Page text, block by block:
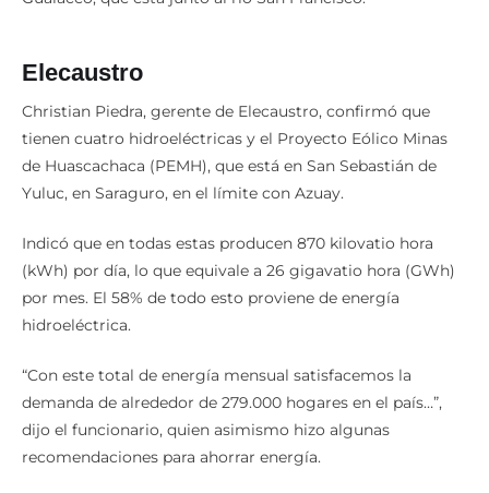
Elecaustro
Christian Piedra, gerente de Elecaustro, confirmó que
tienen cuatro hidroeléctricas y el Proyecto Eólico Minas
de Huascachaca (PEMH), que está en San Sebastián de
Indicó que en todas estas producen 870 kilovatio hora
(kWh) por día, lo que equivale a 26 gigavatio hora (GWh)
por mes. El 58% de todo esto proviene de energía
“Con este total de energía mensual satisfacemos la
demanda de alrededor de 279.000 hogares en el país…”,
dijo el funcionario, quien asimismo hizo algunas